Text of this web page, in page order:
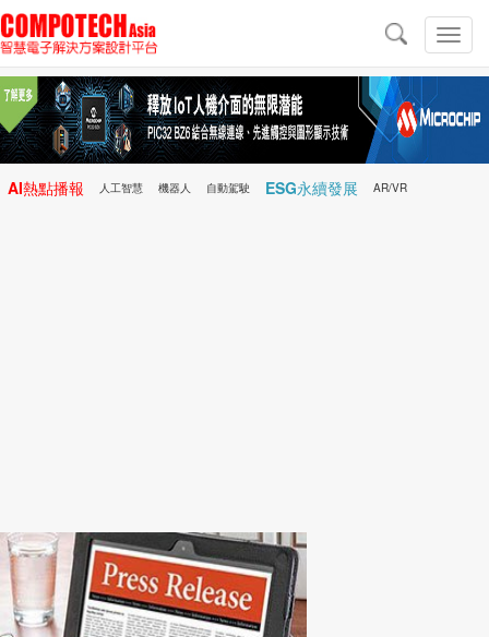
切
換
導
航
AI熱點播報 人工智慧 機器人 自動駕駛 ESG永續發展 AR/VR